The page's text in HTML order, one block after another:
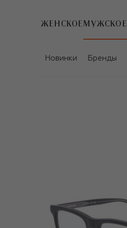
ЖЕНСКОЕ МУЖСКОЕ
Новинки Бренды